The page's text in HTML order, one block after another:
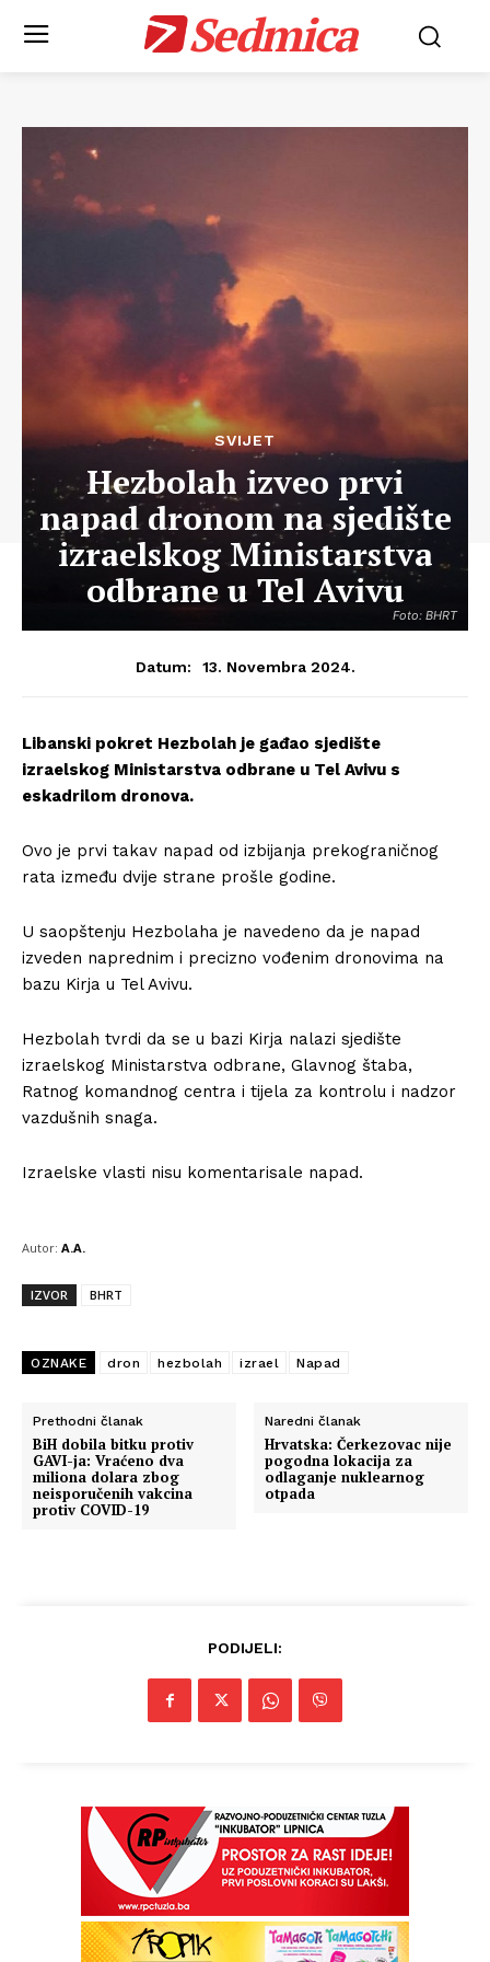
Sedmica
Foto: BHRT
SVIJET
Hezbolah izveo prvi
napad dronom na sjedište
izraelskog Ministarstva
odbrane u Tel Avivu
Datum: 13. Novembra 2024.
Libanski pokret Hezbolah je gađao sjedište
izraelskog Ministarstva odbrane u Tel Avivu s
eskadrilom dronova.
Ovo je prvi takav napad od izbijanja prekograničnog
rata između dvije strane prošle godine.
U saopštenju Hezbolaha je navedeno da je napad
izveden naprednim i precizno vođenim dronovima na
bazu Kirja u Tel Avivu.
Hezbolah tvrdi da se u bazi Kirja nalazi sjedište
izraelskog Ministarstva odbrane, Glavnog štaba,
Ratnog komandnog centra i tijela za kontrolu i nadzor
vazdušnih snaga.
Izraelske vlasti nisu komentarisale napad.
Autor: A.A.
IZVOR BHRT
OZNAKE dron hezbolah izrael Napad
Prethodni članak
BiH dobila bitku protiv
GAVI-ja: Vraćeno dva
miliona dolara zbog
neisporučenih vakcina
protiv COVID-19
Naredni članak
Hrvatska: Čerkezovac nije
pogodna lokacija za
odlaganje nuklearnog
otpada
PODIJELI: